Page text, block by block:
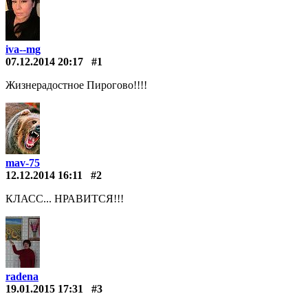
iva--mg
07.12.2014 20:17
#1
Жизнерадостное Пирогово!!!!
mav-75
12.12.2014 16:11
#2
КЛАСС... НРАВИТСЯ!!!
radena
19.01.2015 17:31
#3